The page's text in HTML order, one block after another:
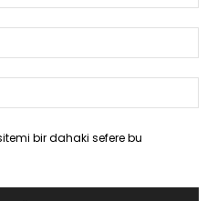
bir dahaki sefere bu